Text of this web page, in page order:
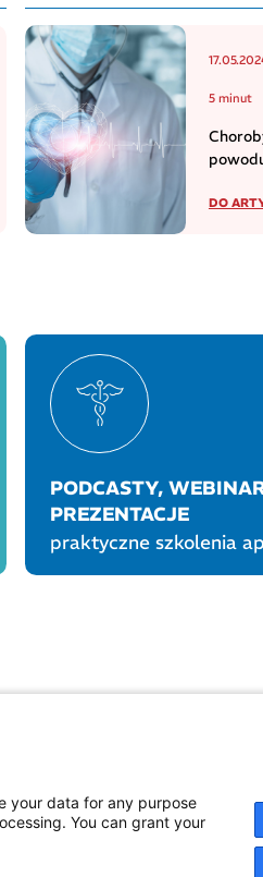
5 minut
WHO
DO
PODCASTY,
PREZENTACJE
praktyczne szkolenia
your data for any purpose
You can grant your